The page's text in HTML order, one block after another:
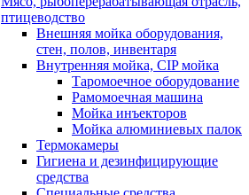
птицеводство
Внешняя мойка оборудования,
стен, полов, инвентаря
Внутренняя мойка, CIP мойка
Таромоечное оборудование
Рамомоечная машина
Мойка инъекторов
Мойка алюминиевых палок
Термокамеры
Гигиена и дезинфицирующие
средства